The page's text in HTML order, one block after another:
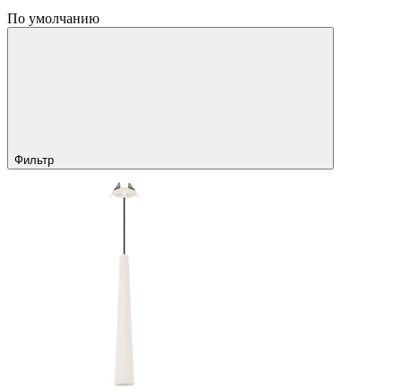
По умолчанию
Фильтр